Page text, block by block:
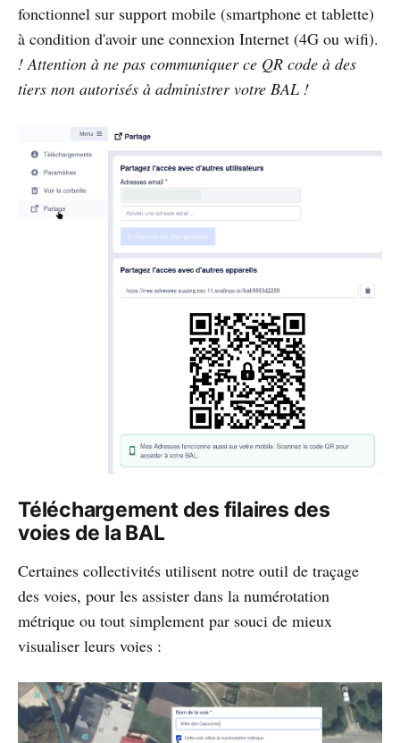
fonctionnel sur support mobile (smartphone et tablette)
à condition d'avoir une connexion Internet (4G ou wifi).
! Attention à ne pas communiquer ce QR code à des
tiers non autorisés à administrer votre BAL !
Téléchargement des filaires des
voies de la BAL
Certaines collectivités utilisent notre outil de traçage
des voies, pour les assister dans la numérotation
métrique ou tout simplement par souci de mieux
visualiser leurs voies :